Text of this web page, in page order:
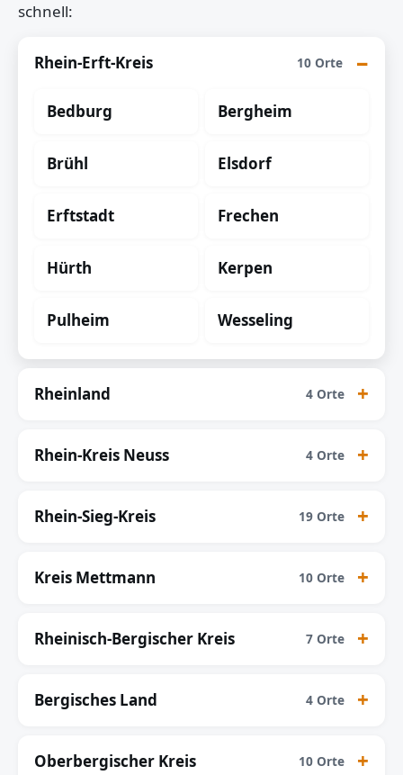
schnell:
Rhein-Erft-Kreis 10 Orte
Bedburg Bergheim
Brühl Elsdorf
Erftstadt Frechen
Hürth Kerpen
Pulheim Wesseling
Rheinland 4 Orte
Rhein-Kreis Neuss 4 Orte
Rhein-Sieg-Kreis 19 Orte
Kreis Mettmann 10 Orte
Rheinisch-Bergischer Kreis 7 Orte
Bergisches Land 4 Orte
Oberbergischer Kreis 10 Orte